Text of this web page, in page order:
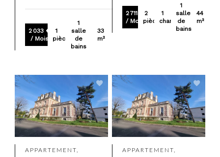
2 033 €
/ Mois
1
pièce
1
salle
de
bains
33
m²
2 711 €
/ Mois
2
pièces
1
chambre
1
salle
de
bains
44
m²
APPARTEMENT,
APPARTEMENT,